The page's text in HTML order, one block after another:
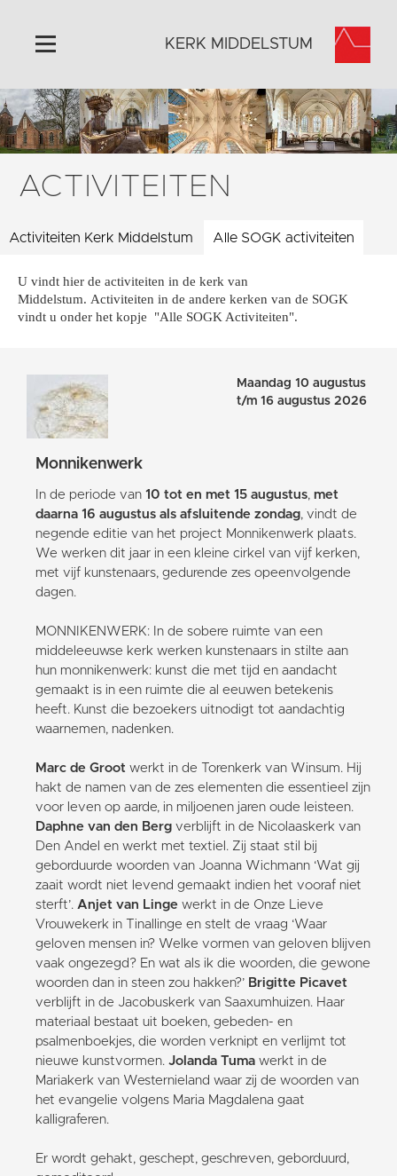
Home
Algemeen
Historie
Het Grootste Museum
Steun ons
Contact
KERK MIDDELSTUM
ACTIVITEITEN
Activiteiten Kerk Middelstum Alle SOGK activiteiten
U vindt hier de activiteiten in de kerk van
Middelstum. Activiteiten in de andere kerken van de SOGK
vindt u onder het kopje "Alle SOGK Activiteiten".
Maandag 10 augustus
t/m 16 augustus 2026
Monnikenwerk
In de periode van 10 tot en met 15 augustus, met
daarna 16 augustus als afsluitende zondag, vindt de
negende editie van het project Monnikenwerk plaats.
We werken dit jaar in een kleine cirkel van vijf kerken,
met vijf kunstenaars, gedurende zes opeenvolgende
dagen.
MONNIKENWERK: In de sobere ruimte van een
middeleeuwse kerk werken kunstenaars in stilte aan
hun monnikenwerk: kunst die met tijd en aandacht
gemaakt is in een ruimte die al eeuwen betekenis
heeft. Kunst die bezoekers uitnodigt tot aandachtig
waarnemen, nadenken.
Marc de Groot werkt in de Torenkerk van Winsum. Hij
hakt de namen van de zes elementen die essentieel zijn
voor leven op aarde, in miljoenen jaren oude leisteen.
Daphne van den Berg verblijft in de Nicolaaskerk van
Den Andel en werkt met textiel. Zij staat stil bij
geborduurde woorden van Joanna Wichmann ‘Wat gij
zaait wordt niet levend gemaakt indien het vooraf niet
sterft’. Anjet van Linge werkt in de Onze Lieve
Vrouwekerk in Tinallinge en stelt de vraag ‘Waar
geloven mensen in? Welke vormen van geloven blijven
vaak ongezegd? En wat als ik die woorden, die gewone
woorden dan in steen zou hakken?’ Brigitte Picavet
verblijft in de Jacobuskerk van Saaxumhuizen. Haar
materiaal bestaat uit boeken, gebeden- en
psalmenboekjes, die worden verknipt en verlijmt tot
nieuwe kunstvormen. Jolanda Tuma werkt in de
Mariakerk van Westernieland waar zij de woorden van
het evangelie volgens Maria Magdalena gaat
kalligraferen.
Er wordt gehakt, geschept, geschreven, geborduurd,